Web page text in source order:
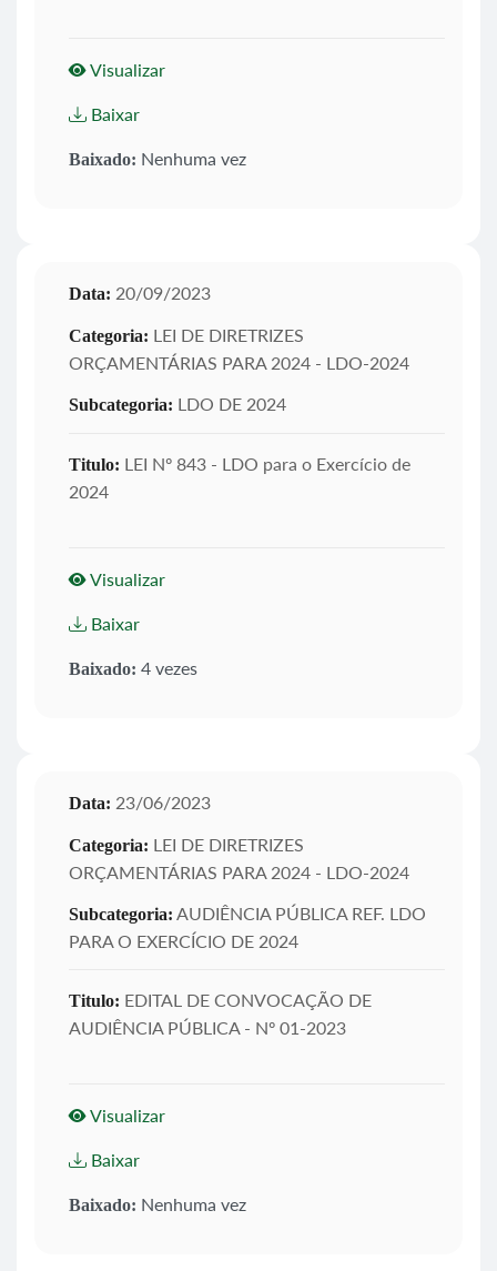
Visualizar
Baixar
Baixado: Nenhuma vez
Data: 20/09/2023
Categoria: LEI DE DIRETRIZES
ORÇAMENTÁRIAS PARA 2024 - LDO-2024
Subcategoria: LDO DE 2024
Titulo: LEI Nº 843 - LDO para o Exercício de
2024
Visualizar
Baixar
Baixado: 4 vezes
Data: 23/06/2023
Categoria: LEI DE DIRETRIZES
ORÇAMENTÁRIAS PARA 2024 - LDO-2024
Subcategoria: AUDIÊNCIA PÚBLICA REF. LDO
PARA O EXERCÍCIO DE 2024
Titulo: EDITAL DE CONVOCAÇÃO DE
AUDIÊNCIA PÚBLICA - Nº 01-2023
Visualizar
Baixar
Baixado: Nenhuma vez